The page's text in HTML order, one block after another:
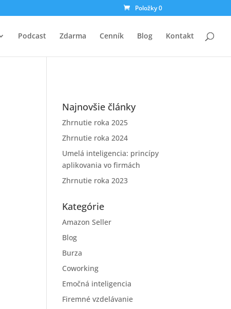
Položky 0
Podcast Zdarma Cenník Blog Kontakt
Najnovšie články
Zhrnutie roka 2025
Zhrnutie roka 2024
Umelá inteligencia: princípy
aplikovania vo firmách
Zhrnutie roka 2023
Kategórie
Amazon Seller
Blog
Burza
Coworking
Emočná inteligencia
Firemné vzdelávanie